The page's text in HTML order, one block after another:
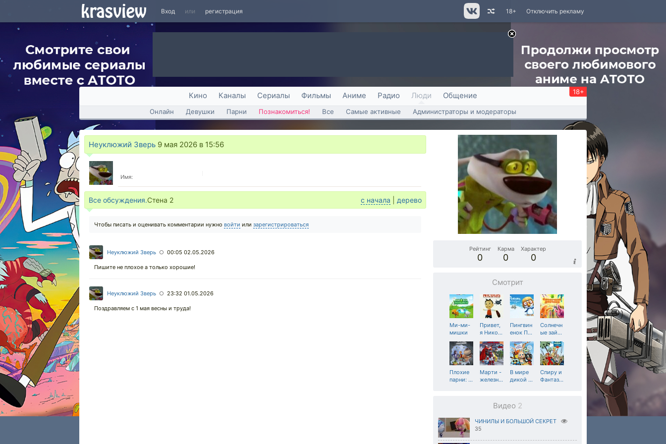
Вход или регистрация Отключить рекламу
18+
Кино Каналы Сериалы Фильмы Аниме Радио Люди Общение 18+
Онлайн Девушки Парни Познакомиться! Все Самые активные Администраторы и модераторы
Неуклюжий Зверь 9 мая 2026 в 15:56
Имя:
Все обсуждения.Стена 2 с начала дерево
Чтобы писать и оценивать комментарии нужно войти или зарегистрироваться
Неуклюжий Зверь ○ 00:05 02.05.2026
Пишите не плохое а только хорошие!
Неуклюжий Зверь ○ 23:32 01.05.2026
Поздравляем с 1 мая весны и труда!
Рейтинг
0
Карма
0
Характер
0
Смотрит
Ми-ми-
мишки
Привет,
я Нико…
Пингвин
енок П…
Солнечн
ые зай…
Плохие
парни: …
Марти -
железн…
В мире
дикой …
Спиру и
Фантаз…
Видео 2
ЧИНИЛЫ И БОЛЬШОЙ СЕКРЕТ
35